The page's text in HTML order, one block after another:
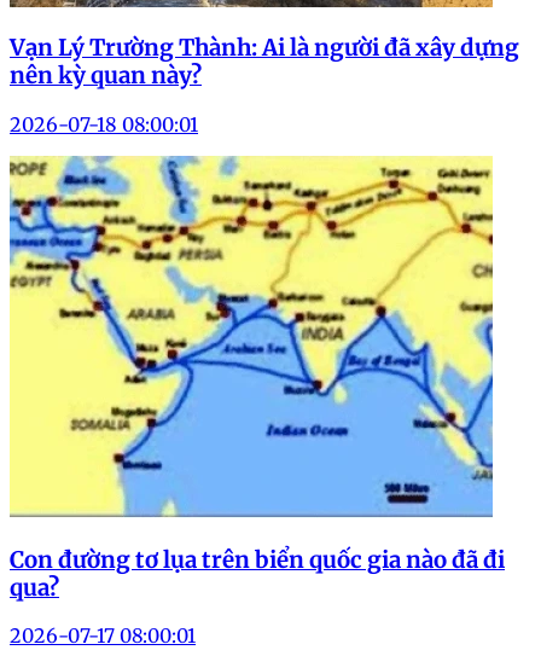
Vạn Lý Trường Thành: Ai là người đã xây dựng
nên kỳ quan này?
2026-07-18 08:00:01
Con đường tơ lụa trên biển quốc gia nào đã đi
qua?
2026-07-17 08:00:01